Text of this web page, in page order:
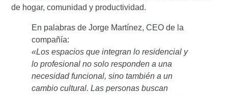
de hogar, comunidad y productividad.
En palabras deJorge Martínez, CEO de la
compañía:
«Los espacios que integran lo residencial y
lo profesional no solo responden a una
necesidad funcional, sino también a un
cambio cultural. Las personas buscan